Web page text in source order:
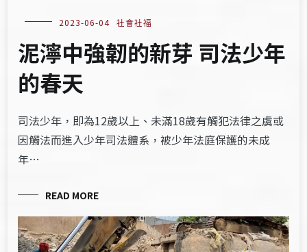
2023-06-04 社會社福
泥濘中強韌的新芽 司法少年
的春天
司法少年，即為12歲以上、未滿18歲有觸犯法律之虞或
因觸法而進入少年司法體系，被少年法庭保護的未成
年…
READ MORE